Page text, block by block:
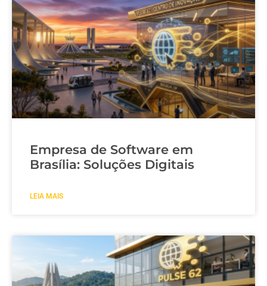
Empresa de Software em
Brasília: Soluções Digitais
LEIA MAIS